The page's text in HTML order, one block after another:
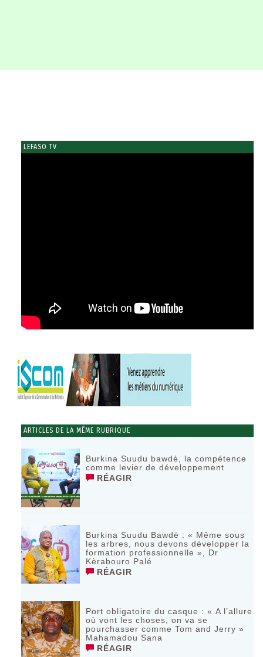
LEFASO TV
ARTICLES DE LA MÊME RUBRIQUE
Burkina Suudu bawdè, la compétence
comme levier de développement
RÉAGIR
Burkina Suudu Bawdè : « Même sous
les arbres, nous devons développer la
formation professionnelle », Dr
Kèrabouro Palé
RÉAGIR
Port obligatoire du casque : « A l’allure
où vont les choses, on va se
pourchasser comme Tom and Jerry »
Mahamadou Sana
RÉAGIR